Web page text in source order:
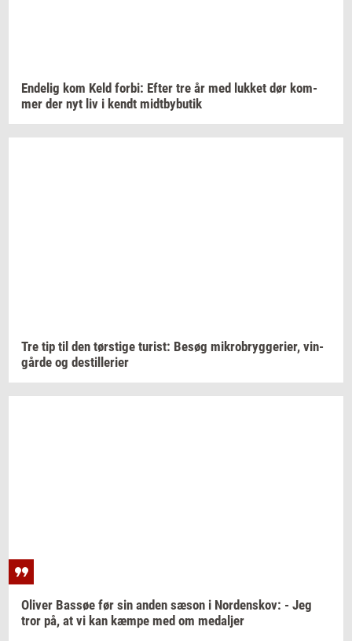
En­de­lig kom Keld forbi: Efter tre år med luk­ket dør kom­
mer der nyt liv i kendt midt­by­bu­tik
Tre tip til den tørsti­ge turist: Besøg mi­kro­bryg­ge­ri­er, vin­
går­de og destil­le­ri­er
Oli­ver Bas­søe før sin anden sæson i Nor­denskov: - Jeg
tror på, at vi kan kæmpe med om me­dal­jer